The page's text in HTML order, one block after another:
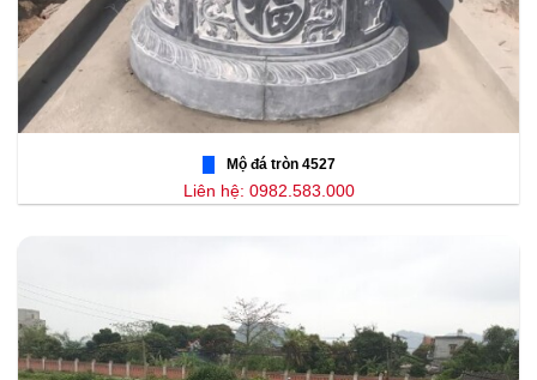
Mộ đá tròn 4527
Liên hệ: 0982.583.000